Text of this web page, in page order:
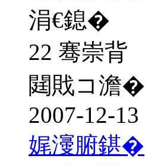
涓€鎴�
22 骞崇背
閮戝コ澹�
2007-12-13
娓濅腑鍖�